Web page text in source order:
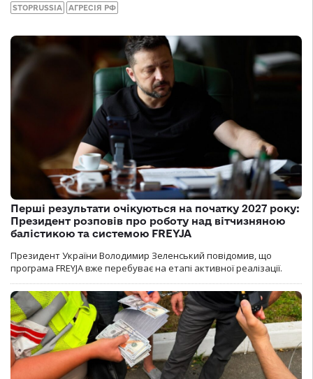
STOPRUSSIA АГРЕСІЯ РФ
Перші результати очікуються на початку 2027 року:
Президент розповів про роботу над вітчизняною
балістикою та системою FREYJA
Президент України Володимир Зеленський повідомив, що
програма FREYJA вже перебуває на етапі активної реалізації.